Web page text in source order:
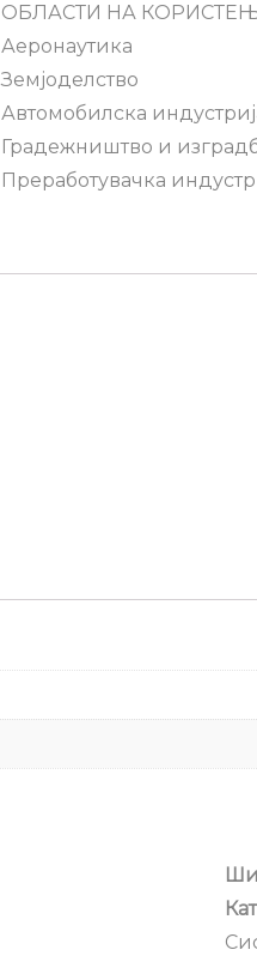
ОБЛАСТИ НА
Аеронаутика
Земјоделство
Автомобилска
Градежништво и
Преработувачка